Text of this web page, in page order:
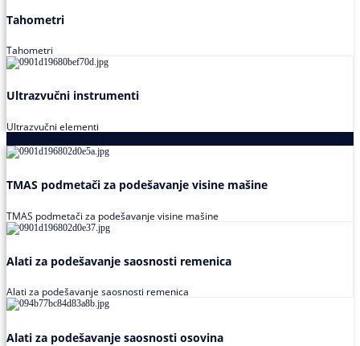
Tahometri
Tahometri
Ultrazvučni instrumenti
Ultrazvučni elementi
TMAS podmetači za podešavanje visine mašine
TMAS podmetači za podešavanje visine mašine
Alati za podešavanje saosnosti remenica
Alati za podešavanje saosnosti remenica
Alati za podešavanje saosnosti osovina